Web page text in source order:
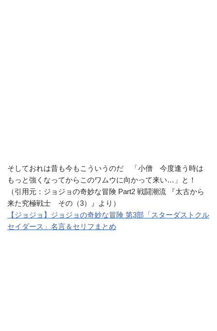
そしておれは昔も今もこういうのだ 「小僧 今度逢う時は
もっと強くなってからこのワムウに向かって来い…」と！
（引用元：ジョジョの奇妙な冒険 Part2 戦闘潮流 『太古から
来た究極戦士 その（3）』より）
【ジョジョ】ジョジョの奇妙な冒険 第3部「スターダストクル
セイダース」名言＆セリフまとめ